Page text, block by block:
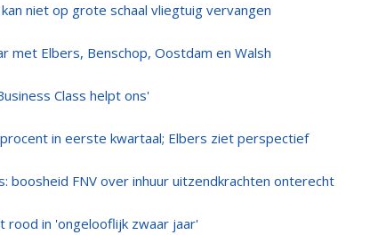
niet op grote schaal vliegtuig vervangen
met Elbers, Benschop, Oostdam en Walsh
Class helpt ons'
in eerste kwartaal; Elbers ziet perspectief
boosheid FNV over inhuur uitzendkrachten onterecht
rood in 'ongelooflijk zwaar jaar'